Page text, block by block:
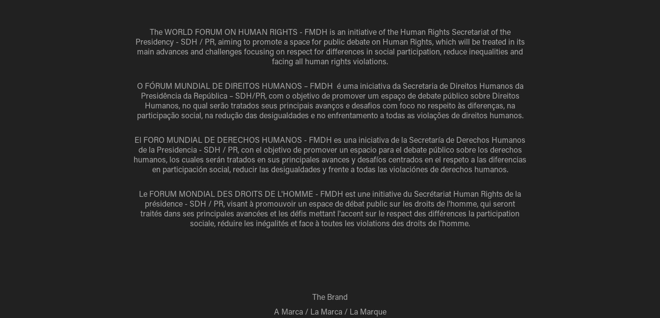
TheWORLD FORUM ON HUMAN RIGHTS - FMDH is an initiative of the Human Rights Secretariat of the
Presidency - SDH / PR, aiming to promote a space for public debate on Human Rights, which will be treated in its
main advances and challenges focusing on respect for differences in social participation, reduce inequalities and
facing all human rights violations.
O FÓRUM MUNDIAL DE DIREITOS HUMANOS – FMDH é uma iniciativa da Secretaria de Direitos Humanos da
Presidência da República – SDH/PR, com o objetivo de promover um espaço de debate público sobre Direitos
Humanos, no qual serão tratados seus principais avanços e desafios com foco no respeito às diferenças, na
participação social, na redução das desigualdades e no enfrentamento a todas as violações de direitos humanos.
El FORO MUNDIAL DE DERECHOS HUMANOS - FMDH es una iniciativa de la Secretaría de Derechos Humanos
de la Presidencia - SDH / PR, con el objetivo de promover un espacio para el debate público sobre los derechos
humanos, los cuales serán tratados en sus principales avances y desafíos centrados en el respeto a las diferencias
en participación social, reducir las desigualdades y frente a todas las violaciónes de derechos humanos.
Le FORUM MONDIAL DES DROITS DE L'HOMME - FMDH est une initiative du Secrétariat Human Rights de la
présidence - SDH / PR, visant à promouvoir un espace de débat public sur les droits de l'homme, qui seront
traités dans ses principales avancées et les défis mettant l'accent sur le respect des différences la participation
sociale, réduire les inégalités et face à toutes les violations des droits de l'homme.
The Brand
A Marca / La Marca / La Marque